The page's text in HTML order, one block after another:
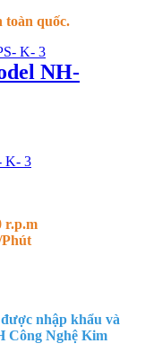
toàn quốc.
NH-
K- 3
r.p.m
Phút
nhập khẩu và
Công Nghệ Kim